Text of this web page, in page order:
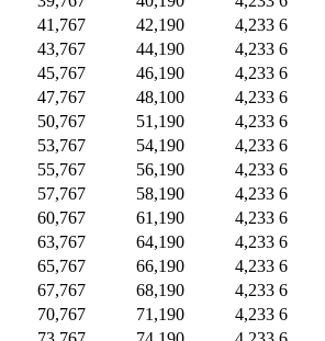
41,767 42,190 4,233 6
43,767 44,190 4,233 6
45,767 46,190 4,233 6
47,767 48,100 4,233 6
50,767 51,190 4,233 6
53,767 54,190 4,233 6
55,767 56,190 4,233 6
57,767 58,190 4,233 6
60,767 61,190 4,233 6
63,767 64,190 4,233 6
65,767 66,190 4,233 6
67,767 68,190 4,233 6
70,767 71,190 4,233 6